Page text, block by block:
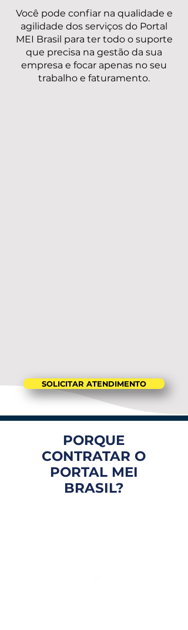
Você pode confiar na qualidade e
agilidade dos serviços do Portal
MEI Brasil para ter todo o suporte
que precisa na gestão da sua
empresa e focar apenas no seu
trabalho e faturamento.
SOLICITAR ATENDIMENTO
PORQUE
CONTRATAR O
PORTAL MEI
BRASIL?